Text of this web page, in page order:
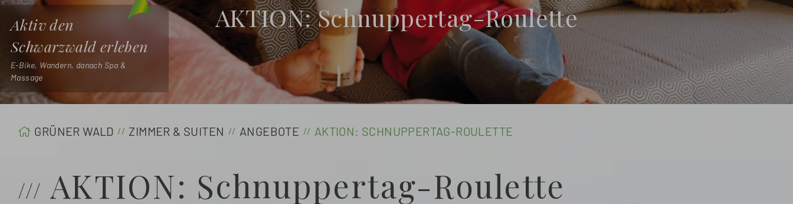
AKTION: Schnuppertag-Roulette
Aktiv den
Schwarzwald erleben
E-Bike, Wandern, danach Spa &
Massage
GRÜNER WALD ZIMMER & SUITEN ANGEBOTE AKTION: SCHNUPPERTAG-ROULETTE
AKTION: Schnuppertag-Roulette